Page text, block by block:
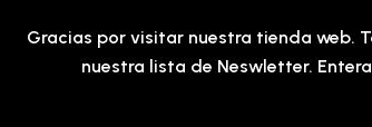
Gracias por visitar nuestra tienda web.
nuestra lista de Neswletter.